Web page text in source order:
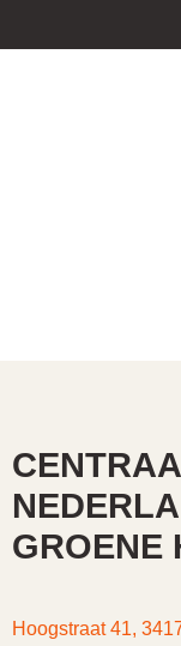
GROENE
Hoogstraat 41,